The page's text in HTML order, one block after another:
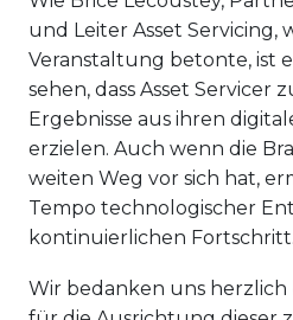
und Leiter Asset Servicing,
Veranstaltung betonte, ist
sehen, dass Asset
Ergebnisse aus ihren
erzielen. Auch wenn die
weiten Weg vor sich hat,
Tempo technologischer
kontinuierlichen Fortschritt.
Wir bedanken uns herzlich